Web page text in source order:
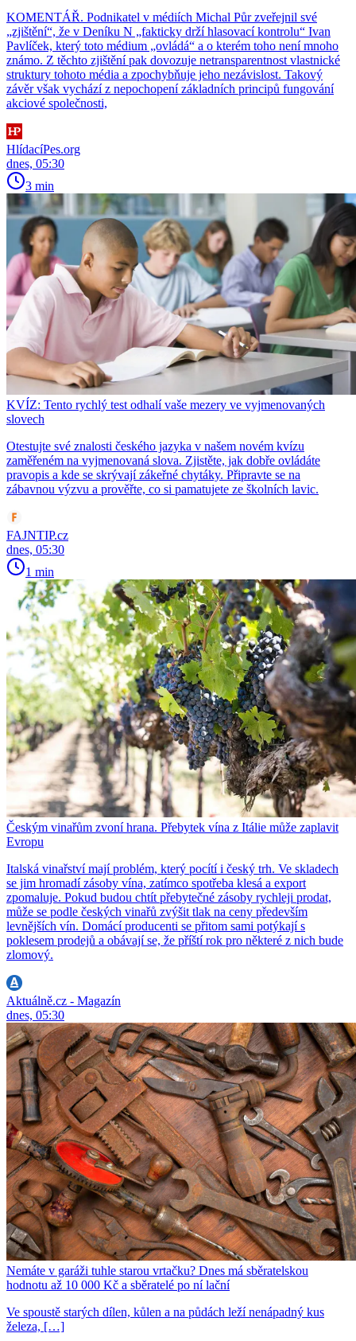
KOMENTÁŘ. Podnikatel v médiích Michal Půr zveřejnil své
„zjištění“, že v Deníku N „fakticky drží hlasovací kontrolu“ Ivan
Pavlíček, který toto médium „ovládá“ a o kterém toho není mnoho
známo. Z těchto zjištění pak dovozuje netransparentnost vlastnické
struktury tohoto média a zpochybňuje jeho nezávislost. Takový
závěr však vychází z nepochopení základních principů fungování
akciové společnosti,
HlídacíPes.org
dnes, 05:30
3 min
KVÍZ: Tento rychlý test odhalí vaše mezery ve vyjmenovaných
slovech
Otestujte své znalosti českého jazyka v našem novém kvízu
zaměřeném na vyjmenovaná slova. Zjistěte, jak dobře ovládáte
pravopis a kde se skrývají zákeřné chytáky. Připravte se na
zábavnou výzvu a prověřte, co si pamatujete ze školních lavic.
FAJNTIP.cz
dnes, 05:30
1 min
Českým vinařům zvoní hrana. Přebytek vína z Itálie může zaplavit
Evropu
Italská vinařství mají problém, který pocítí i český trh. Ve skladech
se jim hromadí zásoby vína, zatímco spotřeba klesá a export
zpomaluje. Pokud budou chtít přebytečné zásoby rychleji prodat,
může se podle českých vinařů zvýšit tlak na ceny především
levnějších vín. Domácí producenti se přitom sami potýkají s
poklesem prodejů a obávají se, že příští rok pro některé z nich bude
zlomový.
Aktuálně.cz - Magazín
dnes, 05:30
Nemáte v garáži tuhle starou vrtačku? Dnes má sběratelskou
hodnotu až 10 000 Kč a sběratelé po ní lační
Ve spoustě starých dílen, kůlen a na půdách leží nenápadný kus
železa, […]